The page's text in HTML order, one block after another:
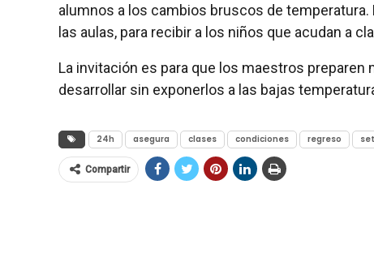
alumnos a los cambios bruscos de
las aulas, para recibir a los niños que acudan a
La invitación es para que los maestros
desarrollar sin exponerlos a las bajas
24h asegura clases condiciones regreso set
Compartir